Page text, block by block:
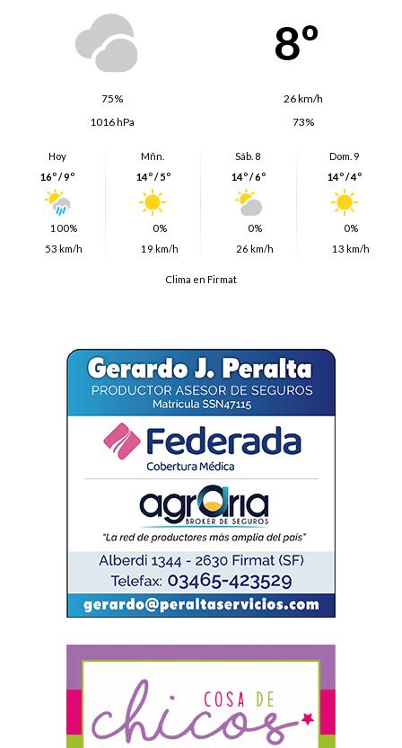
8º
75%
26 km/h
1016 hPa
73%
Hoy
16º / 9º
100%
53 km/h
Mñn.
14º / 5º
0%
19 km/h
Sáb. 8
14º / 6º
0%
26 km/h
Dom. 9
14º / 4º
0%
13 km/h
Clima en Firmat